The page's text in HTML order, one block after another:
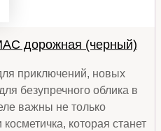
дорожная (черный)
приключений, новых
безупречного облика в
важны не только
которая станет